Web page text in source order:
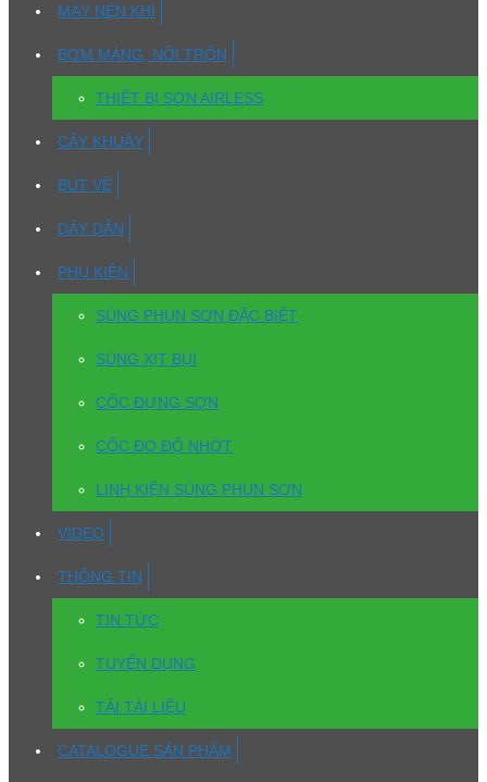
MÁY NÉN KHÍ
BƠM MÀNG, NỒI TRỘN
THIẾT BỊ SƠN AIRLESS
CÂY KHUẤY
BÚT VẼ
DÂY DẪN
PHỤ KIỆN
SÚNG PHUN SƠN ĐẶC BIỆT
SÚNG XỊT BỤI
CỐC ĐỰNG SƠN
CỐC ĐO ĐỘ NHỚT
LINH KIỆN SÚNG PHUN SƠN
VIDEO
THÔNG TIN
TIN TỨC
TUYỂN DỤNG
TẢI TÀI LIỆU
CATALOGUE SẢN PHẨM